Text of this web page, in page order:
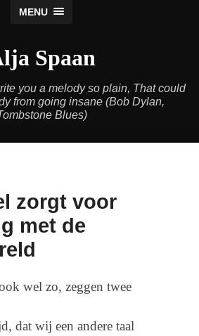
MENU
Spaan
you a melody so plain, That could
from going insane (Bob Dylan,
Blues)
zorgt voor
met de
wel zo, zeggen twee
dat wij een andere taal